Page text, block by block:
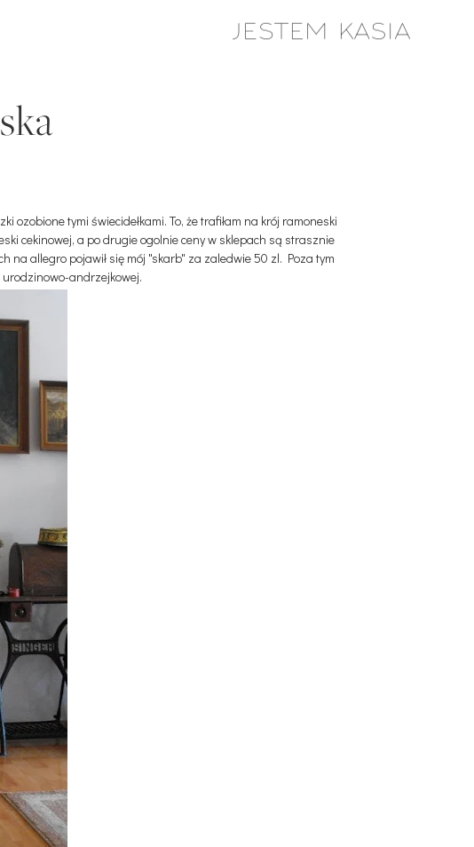
tymi świecidełkami. To, że trafiłam na krój ramoneski
cekinowej, a po drugie ogolnie ceny w sklepach są strasznie
na allegro pojawił się mój "skarb" za zaledwie 50 zl. Poza tym
andrzejkowej.